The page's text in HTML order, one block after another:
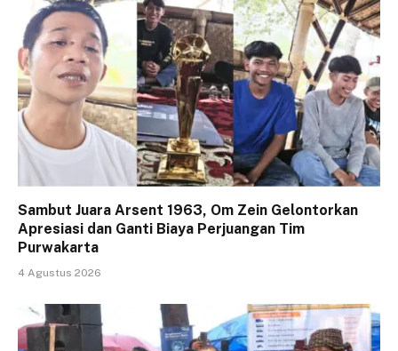
Sambut Juara Arsent 1963, Om Zein Gelontorkan
Apresiasi dan Ganti Biaya Perjuangan Tim
Purwakarta
4 Agustus 2026